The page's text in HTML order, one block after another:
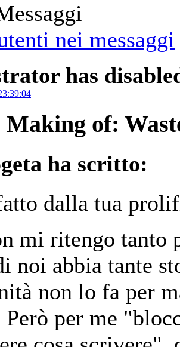
has
Making of:
ha scritto:
dalla tua
mi ritengo tanto
noi abbia tante
non lo fa per
Però per me